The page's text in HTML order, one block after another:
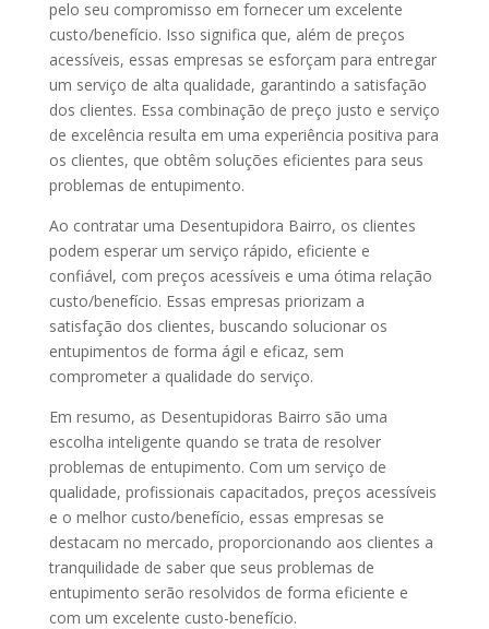
pelo seu compromisso em fornecer um excelente
custo/benefício. Isso significa que, além de preços
acessíveis, essas empresas se esforçam para entregar
um serviço de alta qualidade, garantindo a satisfação
dos clientes. Essa combinação de preço justo e serviço
de excelência resulta em uma experiência positiva para
os clientes, que obtêm soluções eficientes para seus
problemas de entupimento.
Ao contratar uma Desentupidora Bairro, os clientes
podem esperar um serviço rápido, eficiente e
confiável, com preços acessíveis e uma ótima relação
custo/benefício. Essas empresas priorizam a
satisfação dos clientes, buscando solucionar os
entupimentos de forma ágil e eficaz, sem
comprometer a qualidade do serviço.
Em resumo, as Desentupidoras Bairro são uma
escolha inteligente quando se trata de resolver
problemas de entupimento. Com um serviço de
qualidade, profissionais capacitados, preços acessíveis
e o melhor custo/benefício, essas empresas se
destacam no mercado, proporcionando aos clientes a
tranquilidade de saber que seus problemas de
entupimento serão resolvidos de forma eficiente e
com um excelente custo-benefício.